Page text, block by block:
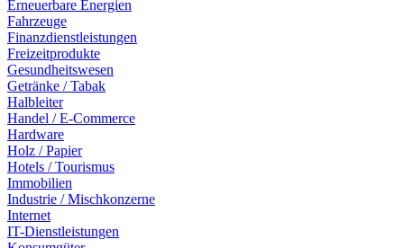
Erneuerbare Energien
Fahrzeuge
Finanzdienstleistungen
Freizeitprodukte
Gesundheitswesen
Getränke / Tabak
Halbleiter
Handel / E-Commerce
Hardware
Holz / Papier
Hotels / Tourismus
Immobilien
Industrie / Mischkonzerne
Internet
IT-Dienstleistungen